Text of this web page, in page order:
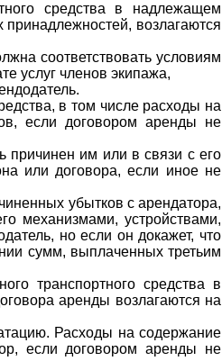
средства в надлежащем
возлагаются
соответствовать условиям
услуг членов экипажа,
в том числе расходы на
если договором аренды не
причинен им или в связи с его
или договора, если иное не
убытков с арендатора,
механизмами, устройствами,
но если он докажет, что
сумм, выплаченных третьим
транспортного средства в
аренды возлагаются на
Расходы на содержание
если договором аренды не